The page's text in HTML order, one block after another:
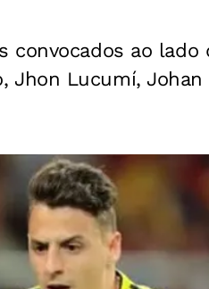
convocados ao lado
Jhon Lucumí, Johan